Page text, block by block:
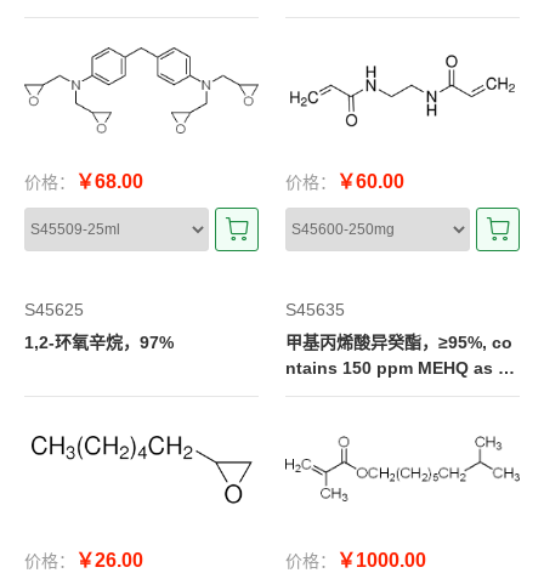
价格： ￥68.00 价格： ￥60.00
S45625
1,2-环氧辛烷，97%
价格： ￥26.00
S45635
甲基丙烯酸异癸酯，≥95%, co
ntains 150 ppm MEHQ as st
abilizer
价格： ￥1000.00